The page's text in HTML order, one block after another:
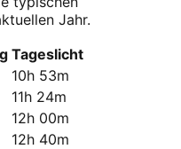
Jahr.
Tageslicht
10h 53m
11h 24m
12h 00m
12h 40m